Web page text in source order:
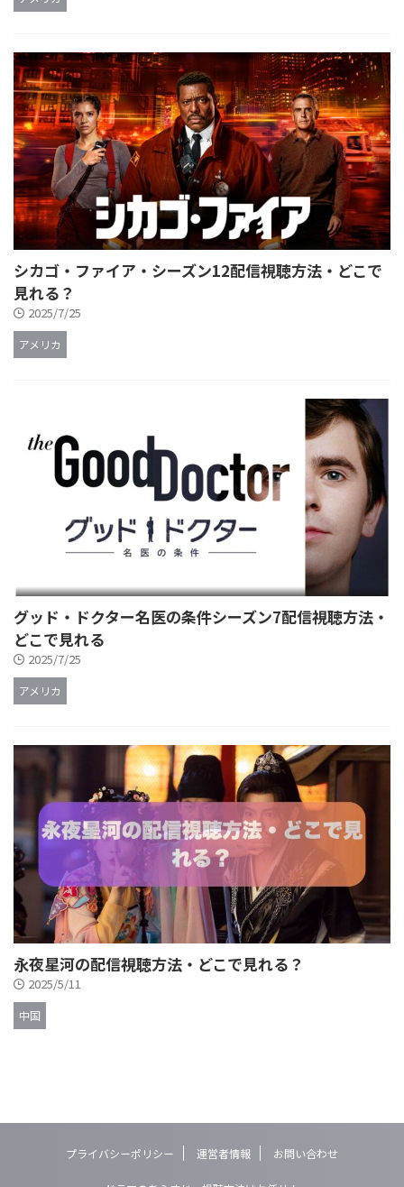
シカゴ・ファイア・シーズン12配信視聴方法・どこで
見れる？
2025/7/25
アメリカ
グッド・ドクター名医の条件シーズン7配信視聴方法・
どこで見れる
2025/7/25
アメリカ
永夜星河の配信視聴方法・どこで見れる？
2025/5/11
中国
プライバシーポリシー 運営者情報 お問い合わせ